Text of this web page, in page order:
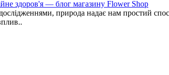
здоров'я — блог магазину Flower Shop
природа надає нам простий